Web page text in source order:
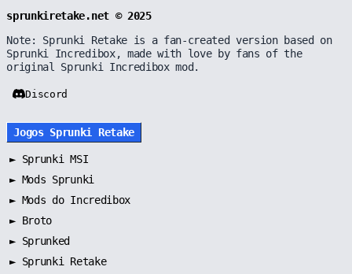
sprunkiretake.net © 2025
Note: Sprunki Retake is a fan-created version based on
Sprunki Incredibox, made with love by fans of the
original Sprunki Incredibox mod.
Discord
Jogos Sprunki Retake
► Sprunki MSI
► Mods Sprunki
► Mods do Incredibox
► Broto
► Sprunked
► Sprunki Retake